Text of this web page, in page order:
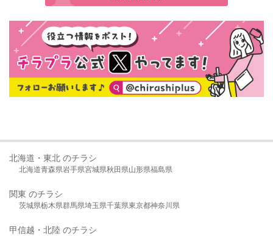
北海道・東北 のチラシ
北海道青森県岩手県宮城県秋田県山形県福島県
関東 のチラシ
茨城県栃木県群馬県埼玉県千葉県東京都神奈川県
甲信越・北陸 のチラシ